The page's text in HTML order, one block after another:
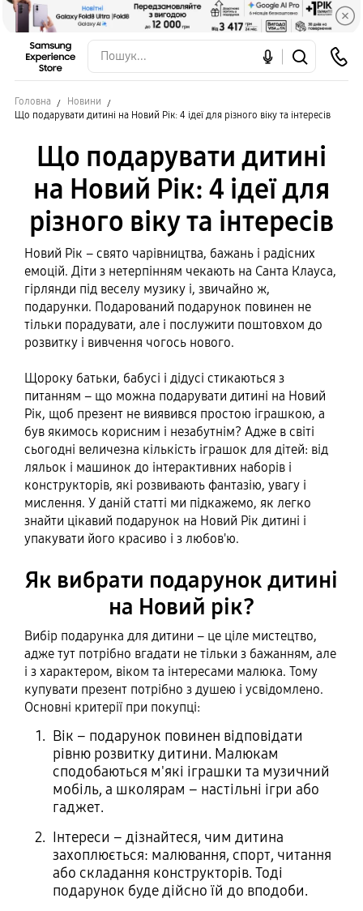
Головна
Новини
Що подарувати дитині на Новий Рік: 4 ідеї для різного віку та інтересів
Що подарувати дитині
на Новий Рік: 4 ідеї для
різного віку та інтересів
Новий Рік – свято чарівництва, бажань і радісних
емоцій. Діти з нетерпінням чекають на Санта Клауса,
гірлянди під веселу музику і, звичайно ж,
подарунки. Подарований подарунок повинен не
тільки порадувати, але і послужити поштовхом до
розвитку і вивчення чогось нового.
Щороку батьки, бабусі і дідусі стикаються з
питанням – що можна подарувати дитині на Новий
Рік, щоб презент не виявився простою іграшкою, а
був якимось корисним і незабутнім? Адже в світі
сьогодні величезна кількість іграшок для дітей: від
ляльок і машинок до інтерактивних наборів і
конструкторів, які розвивають фантазію, увагу і
мислення. У даній статті ми підкажемо, як легко
знайти цікавий подарунок на Новий Рік дитині і
упакувати його красиво і з любов'ю.
Як вибрати подарунок дитині
на Новий рік?
Вибір подарунка для дитини – це ціле мистецтво,
адже тут потрібно вгадати не тільки з бажанням, але
і з характером, віком та інтересами малюка. Тому
купувати презент потрібно з душею і усвідомлено.
Основні критерії при покупці:
Вік – подарунок повинен відповідати
рівню розвитку дитини. Малюкам
сподобаються м'які іграшки та музичний
мобіль, а школярам – настільні ігри або
гаджет.
Інтереси – дізнайтеся, чим дитина
захоплюється: малювання, спорт, читання
або складання конструкторів. Тоді
подарунок буде дійсно їй до вподоби.